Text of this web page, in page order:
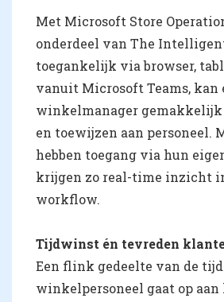
Met Microsoft Store
onderdeel van The
toegankelijk via browser,
vanuit Microsoft Teams, kan
winkelmanager gemakkelijk
en toewijzen aan personeel.
hebben toegang via hun
krijgen zo real-time inzicht
workflow.
Tijdwinst én tevreden
Een flink gedeelte van de
winkelpersoneel gaat op aan